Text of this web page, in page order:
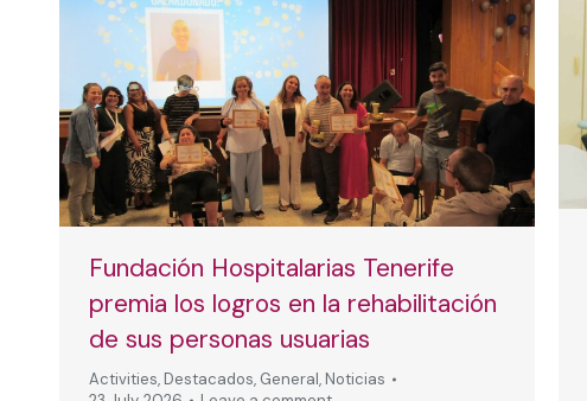
Fundación Hospitalarias Tenerife
premia los logros en la rehabilitación
de sus personas usuarias
Activities, Destacados, General, Noticias